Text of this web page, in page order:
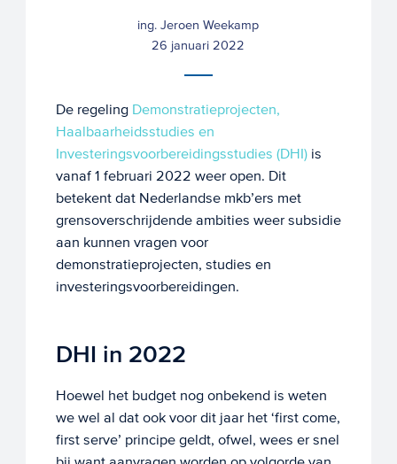
ing. Jeroen Weekamp
26 januari 2022
De regeling Demonstratieprojecten,
Haalbaarheidsstudies en
Investeringsvoorbereidingsstudies (DHI)is
vanaf 1 februari 2022 weer open. Dit
betekent dat Nederlandse mkb’ers met
grensoverschrijdende ambities weer subsidie
aan kunnen vragen voor
demonstratieprojecten, studies en
investeringsvoorbereidingen.
DHI in 2022
Hoewel het budget nog onbekend is weten
we wel al dat ook voor dit jaar het ‘first come,
first serve’ principe geldt, ofwel, wees er snel